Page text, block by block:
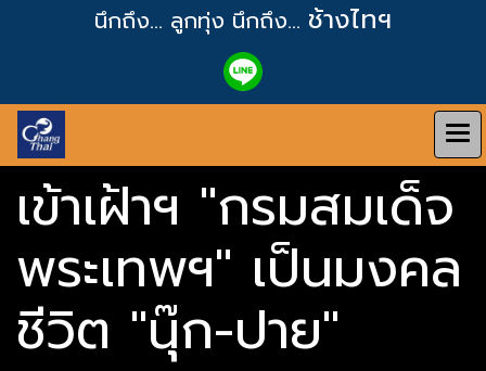
นึกถึง... ลูกทุ่ง นึกถึง... ช้างไทฯ
เข้าเฝ้าฯ "กรมสมเด็จ
พระเทพฯ" เป็นมงคล
ชีวิต "นุ๊ก-ปาย"